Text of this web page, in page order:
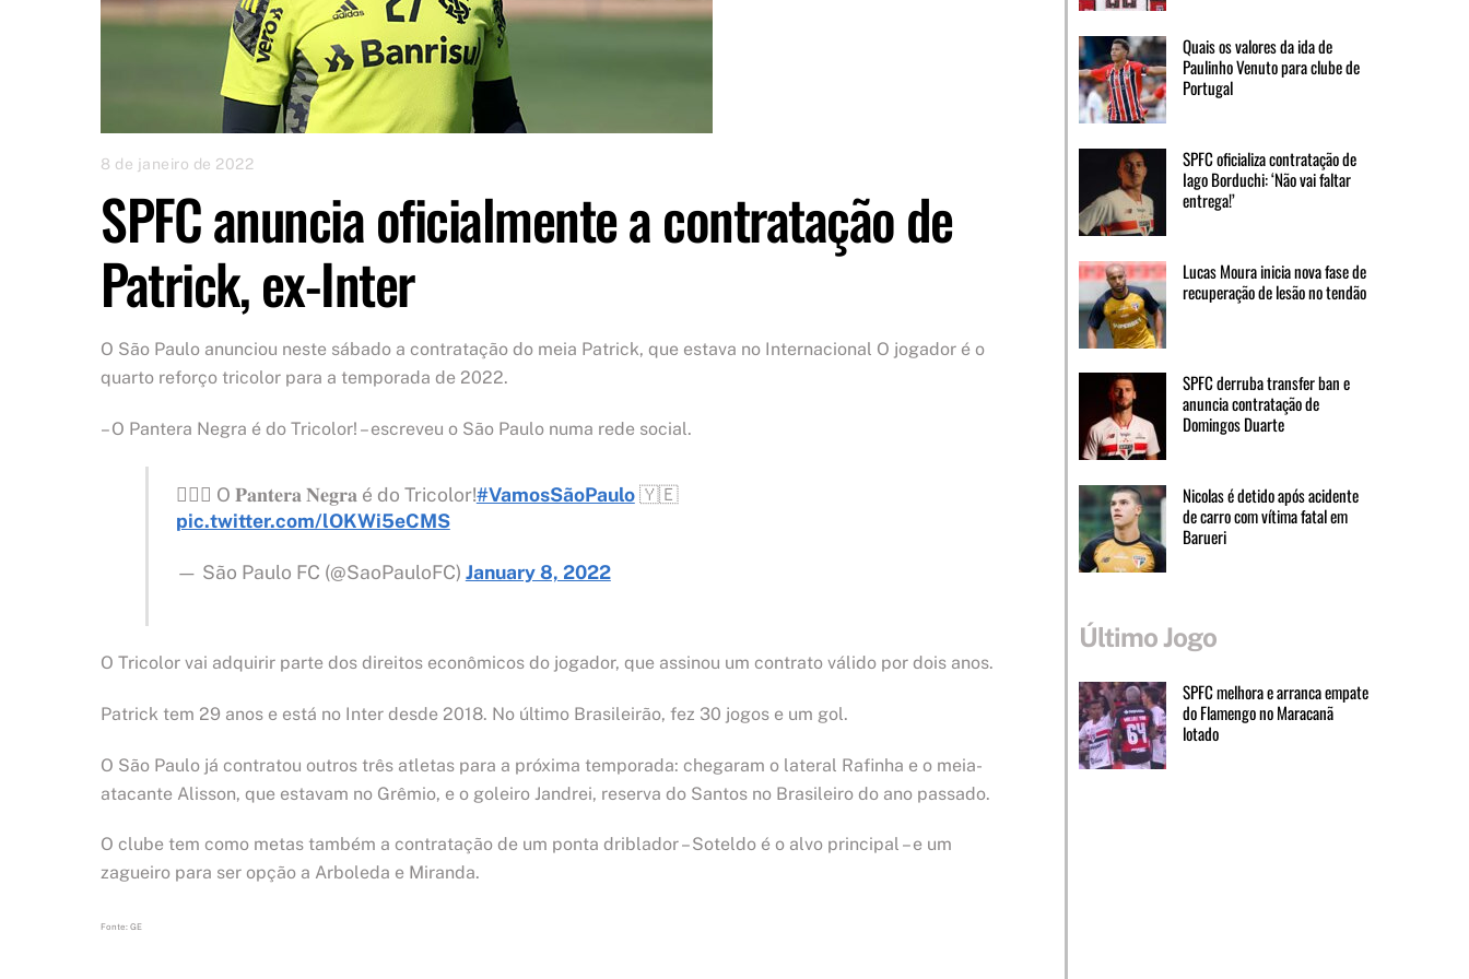
8 de janeiro de 2022
SPFC anuncia oficialmente a contratação de
Patrick, ex-Inter
O São Paulo anunciou neste sábado a contratação do meia Patrick, que estava no Internacional O jogador é o
quarto reforço tricolor para a temporada de 2022.
– O Pantera Negra é do Tricolor! – escreveu o São Paulo numa rede social.
🙅🏾‍♂️ O 𝐏𝐚𝐧𝐭𝐞𝐫𝐚 𝐍𝐞𝐠𝐫𝐚 é do Tricolor!#VamosSãoPaulo🇾🇪
pic.twitter.com/lOKWi5eCMS
— São Paulo FC (@SaoPauloFC) January 8, 2022
O Tricolor vai adquirir parte dos direitos econômicos do jogador, que assinou um contrato válido por dois anos.
Patrick tem 29 anos e está no Inter desde 2018. No último Brasileirão, fez 30 jogos e um gol.
O São Paulo já contratou outros três atletas para a próxima temporada: chegaram o lateral Rafinha e o meia-
atacante Alisson, que estavam no Grêmio, e o goleiro Jandrei, reserva do Santos no Brasileiro do ano passado.
O clube tem como metas também a contratação de um ponta driblador – Soteldo é o alvo principal – e um
zagueiro para ser opção a Arboleda e Miranda.
Fonte: GE
Quais os valores da ida de
Paulinho Venuto para clube de
Portugal
SPFC oficializa contratação de
Iago Borduchi: ‘Não vai faltar
entrega!’
Lucas Moura inicia nova fase de
recuperação de lesão no tendão
SPFC derruba transfer ban e
anuncia contratação de
Domingos Duarte
Nicolas é detido após acidente
de carro com vítima fatal em
Barueri
Último Jogo
SPFC melhora e arranca empate
do Flamengo no Maracanã
lotado